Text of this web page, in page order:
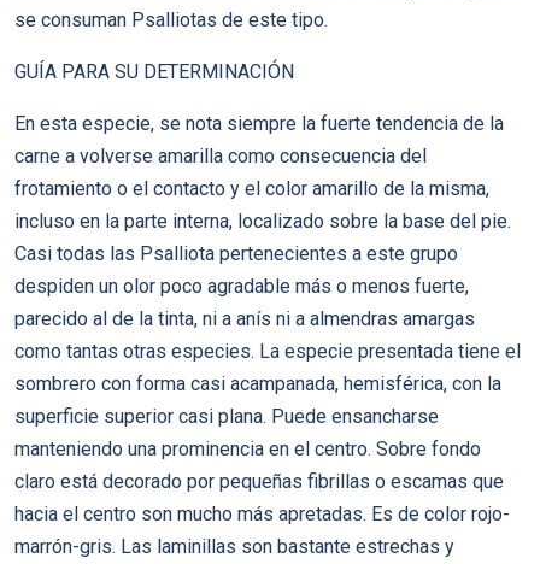
se consuman Psalliotas de este tipo.
GUÍA PARA SU DETERMINACIÓN
En esta especie, se nota siempre la fuerte tendencia de la
carne a volverse amarilla como consecuencia del
frotamiento o el contacto y el color amarillo de la misma,
incluso en la parte interna, localizado sobre la base del pie.
Casi todas las Psalliota pertenecientes a este grupo
despiden un olor poco agradable más o menos fuerte,
parecido al de la tinta, ni a anís ni a almendras amargas
como tantas otras especies. La especie presentada tiene el
sombrero con forma casi acampanada, hemisférica, con la
superficie superior casi plana. Puede ensancharse
manteniendo una prominencia en el centro. Sobre fondo
claro está decorado por pequeñas fibrillas o escamas que
hacia el centro son mucho más apretadas. Es de color rojo-
marrón-gris. Las laminillas son bastante estrechas y